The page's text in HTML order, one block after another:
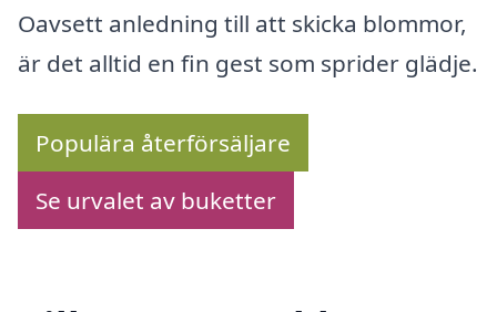
Oavsett anledning till att skicka blommor,
är det alltid en fin gest som sprider glädje.
Populära återförsäljare
Se urvalet av buketter